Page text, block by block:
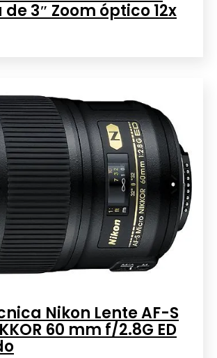
3″ Zoom óptico 12x
Nikon Lente AF-S
60 mm f/2.8G ED